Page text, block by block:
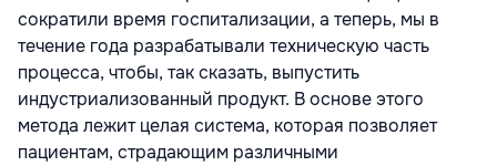
сократили время госпитализации, а теперь, мы в
течение года разрабатывали техническую часть
процесса, чтобы, так сказать, выпустить
индустриализованный продукт. В основе этого
метода лежит целая система, которая позволяет
пациентам, страдающим различными